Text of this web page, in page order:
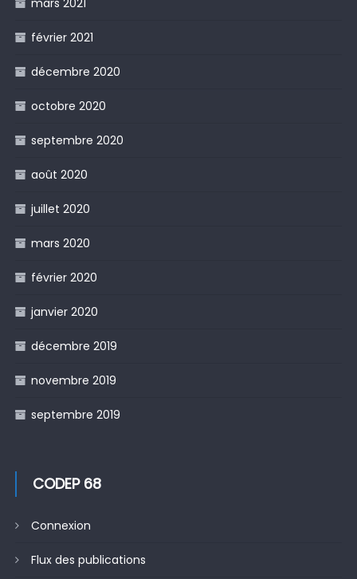
février 2021
décembre 2020
octobre 2020
septembre 2020
août 2020
juillet 2020
mars 2020
février 2020
janvier 2020
décembre 2019
novembre 2019
septembre 2019
CODEP 68
Connexion
Flux des publications